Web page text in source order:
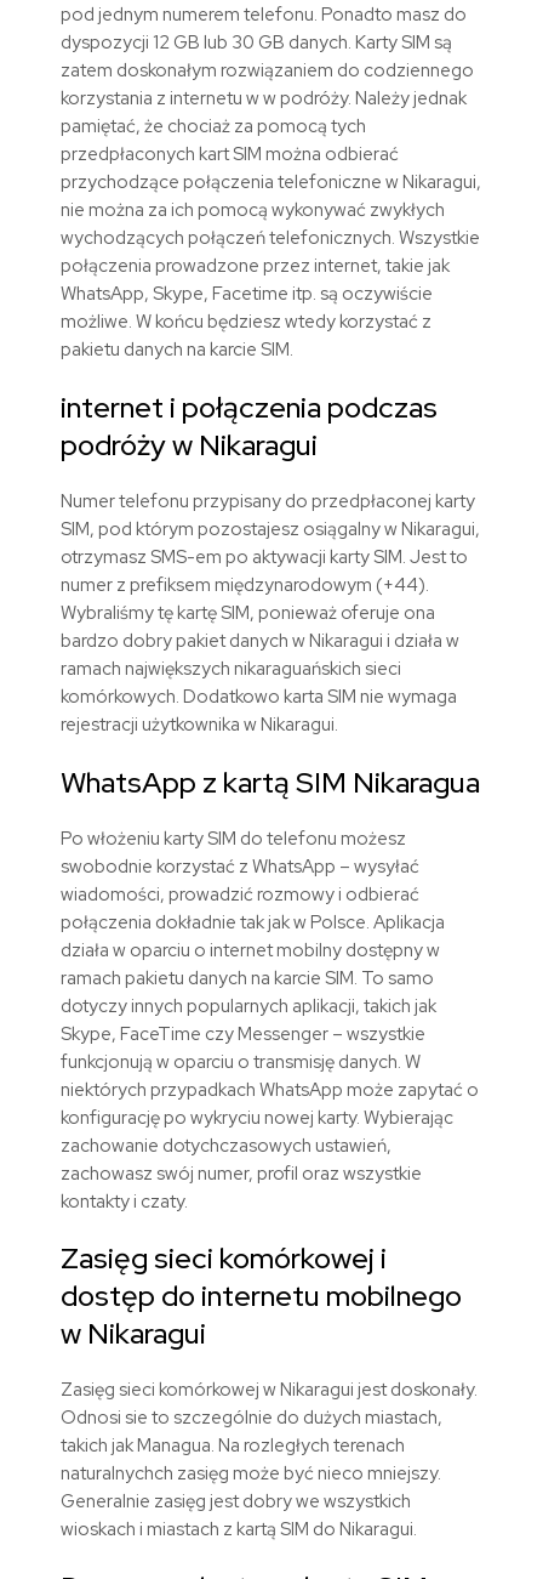
pod jednym numerem telefonu. Ponadto masz do
dyspozycji 12 GB lub 30 GB danych. Karty SIM są
zatem doskonałym rozwiązaniem do codziennego
korzystania z internetu w w podróży. Należy jednak
pamiętać, że chociaż za pomocą tych
przedpłaconych kart SIM można odbierać
przychodzące połączenia telefoniczne w Nikaragui,
nie można za ich pomocą wykonywać zwykłych
wychodzących połączeń telefonicznych. Wszystkie
połączenia prowadzone przez internet, takie jak
WhatsApp, Skype, Facetime itp. są oczywiście
możliwe. W końcu będziesz wtedy korzystać z
pakietu danych na karcie SIM.
internet i połączenia podczas
podróży w Nikaragui
Numer telefonu przypisany do przedpłaconej karty
SIM, pod którym pozostajesz osiągalny w Nikaragui,
otrzymasz SMS-em po aktywacji karty SIM. Jest to
numer z prefiksem międzynarodowym (+44).
Wybraliśmy tę kartę SIM, ponieważ oferuje ona
bardzo dobry pakiet danych w Nikaragui i działa w
ramach największych nikaraguańskich sieci
komórkowych. Dodatkowo karta SIM nie wymaga
rejestracji użytkownika w Nikaragui.
WhatsApp z kartą SIM Nikaragua
Po włożeniu karty SIM do telefonu możesz
swobodnie korzystać z WhatsApp – wysyłać
wiadomości, prowadzić rozmowy i odbierać
połączenia dokładnie tak jak w Polsce. Aplikacja
działa w oparciu o internet mobilny dostępny w
ramach pakietu danych na karcie SIM. To samo
dotyczy innych popularnych aplikacji, takich jak
Skype, FaceTime czy Messenger – wszystkie
funkcjonują w oparciu o transmisję danych. W
niektórych przypadkach WhatsApp może zapytać o
konfigurację po wykryciu nowej karty. Wybierając
zachowanie dotychczasowych ustawień,
zachowasz swój numer, profil oraz wszystkie
kontakty i czaty.
Zasięg sieci komórkowej i
dostęp do internetu mobilnego
w Nikaragui
Zasięg sieci komórkowej w Nikaragui jest doskonały.
Odnosi sie to szczególnie do dużych miastach,
takich jak Managua. Na rozległych terenach
naturalnychch zasięg może być nieco mniejszy.
Generalnie zasięg jest dobry we wszystkich
wioskach i miastach z kartą SIM do Nikaragui.